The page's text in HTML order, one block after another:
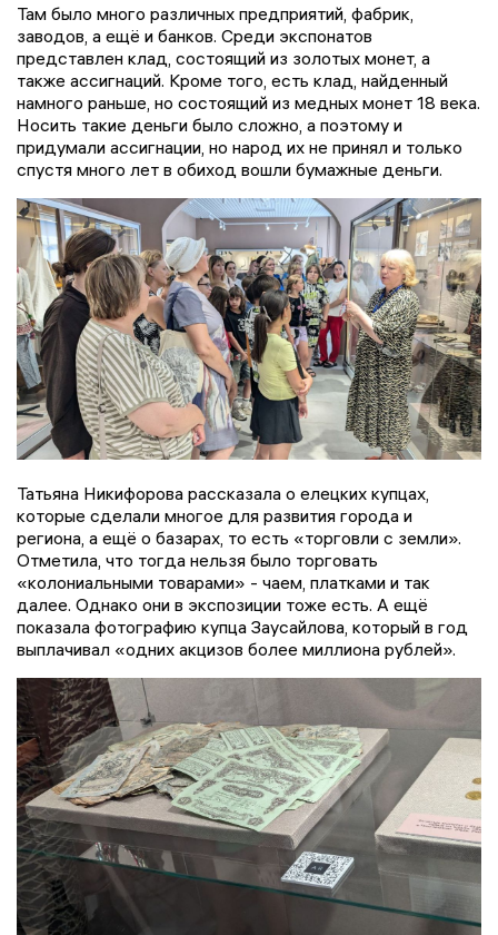
Там было много различных предприятий, фабрик,
заводов, а ещё и банков. Среди экспонатов
представлен клад, состоящий из золотых монет, а
также ассигнаций. Кроме того, есть клад, найденный
намного раньше, но состоящий из медных монет 18 века.
Носить такие деньги было сложно, а поэтому и
придумали ассигнации, но народ их не принял и только
спустя много лет в обиход вошли бумажные деньги.
Татьяна Никифорова рассказала о елецких купцах,
которые сделали многое для развития города и
региона, а ещё о базарах, то есть «торговли с земли».
Отметила, что тогда нельзя было торговать
«колониальными товарами» - чаем, платками и так
далее. Однако они в экспозиции тоже есть. А ещё
показала фотографию купца Заусайлова, который в год
выплачивал «одних акцизов более миллиона рублей».